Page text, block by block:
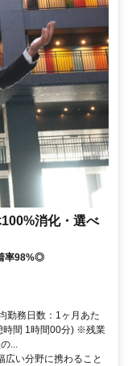
消化・選べ
率98%◎
勤務日数：1ヶ月あた
時間 1時間00分) ※残業
...
い分野に携わること